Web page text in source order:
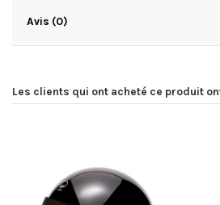
Avis (0)
Les clients qui ont acheté ce produit